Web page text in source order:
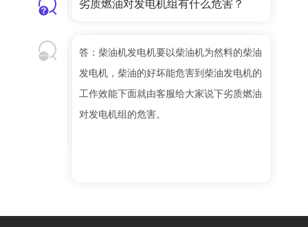
劣质燃油对发电机组有什么危害？
答：柴油机发电机要以柴油机为然料的柴油
发电机，柴油的好坏能危害到柴油发电机的
工作效能下面就由客服给大家说下劣质燃油
对发电机组的危害。